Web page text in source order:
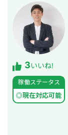
3いいね!
稼働ステータス
◎現在対応可能